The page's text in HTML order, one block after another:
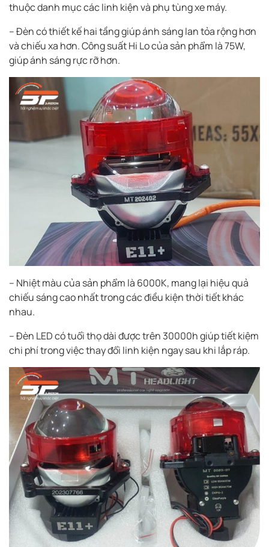
thuộc danh mục các linh kiện và phụ tùng xe máy.
– Đèn có thiết kế hai tầng giúp ánh sáng lan tỏa rộng hơn
và chiếu xa hơn. Công suất Hi Lo của sản phẩm là 75W,
giúp ánh sáng rực rỡ hơn.
– Nhiệt màu của sản phẩm là 6000K, mang lại hiệu quả
chiếu sáng cao nhất trong các điều kiện thời tiết khác
nhau.
– Đèn LED có tuổi thọ dài được trên 30000h giúp tiết kiệm
chi phí trong việc thay đổi linh kiện ngay sau khi lắp ráp.